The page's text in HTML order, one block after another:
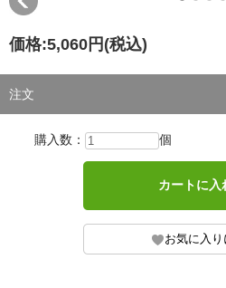
価格:5,060円 (税込)
注文
購入数： 個